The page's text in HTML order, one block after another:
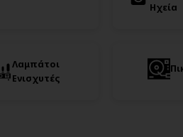
Ηχεία
Λαμπάτοι
Ενισχυτές